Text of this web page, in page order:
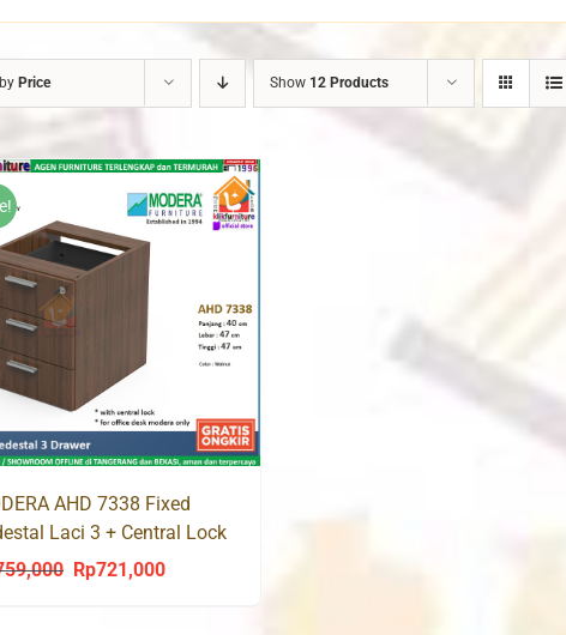
Price Show 12 Products
AHD 7338 Fixed
Laci 3 + Central Lock
Original
Rp721,000Current